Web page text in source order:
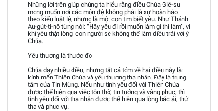
Những lời trên giúp chúng ta hiểu rằng điều Chúa Giê-su
mong muốn nơi các môn đệ không phải là sự hoàn hảo
theo kiểu luật lệ, nhưng là một con tim biết yêu. Như Thánh
Au-gút-ti-nô từng nói: “Hãy yêu đi rồi muốn làm gì thì làm”, vì
khi yêu thật lòng, con người sẽ không thể làm điều trái với ý
Chúa.
Yêu thương là thước đo
Chúa dạy nhiều điều, nhưng tất cả tóm về hai điều này là:
kính mến Thiên Chúa và yêu thương tha nhân. Đây là trung
tâm của Tin Mừng. Nếu như tình yêu đối với Thiên Chúa
được thể hiện qua việc tôn thờ, tin tưởng và vâng phục; thì
tình yêu đối với tha nhân được thể hiện qua lòng bác ái, thứ
tha và phục vụ.